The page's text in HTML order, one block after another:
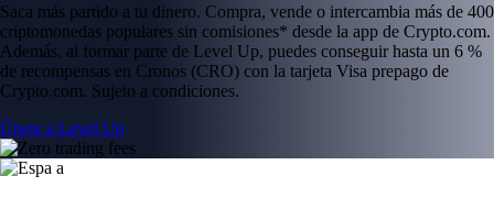
Saca más partido a tu dinero. Compra, vende o intercambia más de 400
criptomonedas populares sin comisiones* desde la app de Crypto.com.
Además, al formar parte de Level Up, puedes conseguir hasta un 6 %
de recompensas en Cronos (CRO) con la tarjeta Visa prepago de
Crypto.com. Sujeto a condiciones.
Únete a Level Up